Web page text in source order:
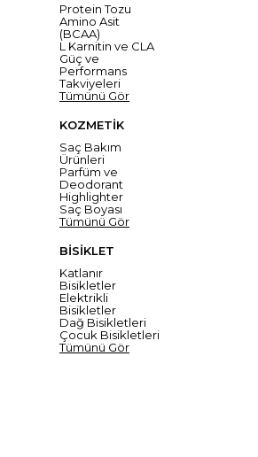
Protein Tozu
Amino Asit
(BCAA)
L Karnitin ve CLA
Güç ve
Performans
Takviyeleri
Tümünü Gör
KOZMETİK
Saç Bakım
Ürünleri
Parfüm ve
Deodorant
Highlighter
Saç Boyası
Tümünü Gör
BİSİKLET
Katlanır
Bisikletler
Elektrikli
Bisikletler
Dağ Bisikletleri
Çocuk Bisikletleri
Tümünü Gör